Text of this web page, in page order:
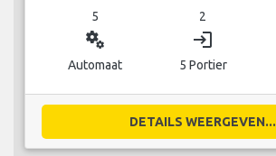
5 2
miscellaneous_services
Automaat
login
5 Portier
DETAILS WEERGEVEN...